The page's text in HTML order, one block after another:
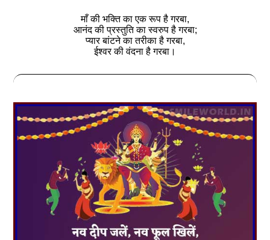
माँ की भक्ति का एक रूप है गरबा,
आनंद की प्रस्तुति का स्वरुप है गरबा;
प्यार बांटने का तरीका है गरबा,
ईश्वर की वंदना है गरबा।